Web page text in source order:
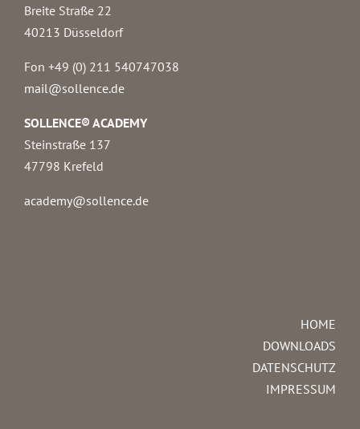
Breite Straße 22
40213 Düsseldorf
Fon +49 (0) 211 540747038‬
mail@sollence.de
SOLLENCE® ACADEMY
Steinstraße 137
47798 Krefeld
academy@sollence.de
HOME
DOWNLOADS
DATENSCHUTZ
IMPRESSUM